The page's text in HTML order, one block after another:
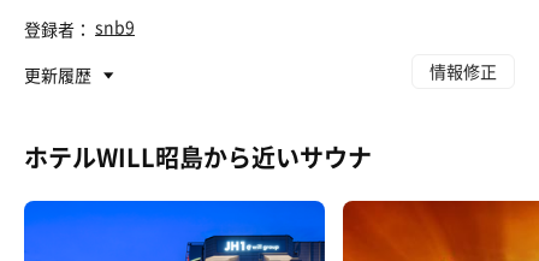
登録者： snb9
更新履歴
情報修正
ホテルWILL昭島から近いサウナ